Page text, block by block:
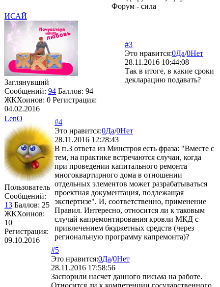
Форум - сила
ИСАЙ
Заглянувший
Сообщений: 94 Баллов: 94
ЖКХоинов: 0 Регистрация:
04.02.2016
#3
Это нравится:0Да/0Нет
28.11.2016 10:44:08
Так в итоге, в какие сроки
декларацию подавать?
LenO
Пользователь
Сообщений:
13 Баллов: 25
ЖКХоинов:
10
Регистрация:
09.10.2016
#4
Это нравится:0Да/0Нет
28.11.2016 12:28:43
В п.3 ответа из Минстроя есть фраза: "Вместе с
тем, на практике встречаются случаи, когда
при проведении капитального ремонта
многоквартирного дома в отношении
отдельных элементов может разрабатываться
проектная документация, подлежащая
экспертизе". И, соответственно, применение
Правил. Интересно, относится ли к таковым
случай капремонтирования кровли МКД с
привлечением бюджетных средств (через
региональную программу капремонта)?
#5
Это нравится:0Да/0Нет
28.11.2016 17:58:56
Заспорили насчет данного письма на работе.
Относится ли к компетенции государственного